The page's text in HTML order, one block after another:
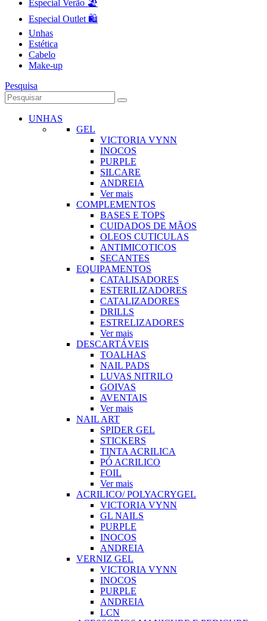
Especial Verão 🏖️
Especial Outlet 🛍️
Unhas
Estética
Cabelo
Make-up
Pesquisa
UNHAS
GEL
VICTORIA VYNN
INOCOS
PURPLE
SILCARE
ANDREIA
Ver mais
COMPLEMENTOS
BASES E TOPS
CUIDADOS DE MÃOS
OLEOS CUTICULAS
ANTIMICOTICOS
SECANTES
EQUIPAMENTOS
CATALISADORES
ESTERILIZADORES
CATALIZADORES
DRILLS
ESTRELIZADORES
Ver mais
DESCARTÁVEIS
TOALHAS
NAIL PADS
LUVAS NITRILO
GOIVAS
AVENTAIS
Ver mais
NAIL ART
SPIDER GEL
STICKERS
TINTA ACRILICA
PÓ ACRILICO
FOIL
Ver mais
ACRILICO/ POLYACRYGEL
VICTORIA VYNN
GL NAILS
PURPLE
INOCOS
ANDREIA
VERNIZ GEL
VICTORIA VYNN
INOCOS
PURPLE
ANDREIA
LCN